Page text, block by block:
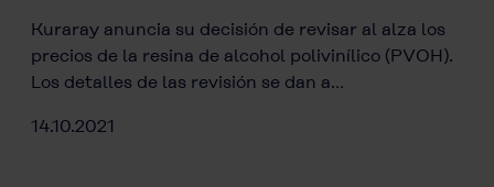
Kuraray anuncia su decisión de revisar al alza los
precios de la resina de alcohol polivinílico (PVOH).
Los detalles de las revisión se dan a…
14.10.2021